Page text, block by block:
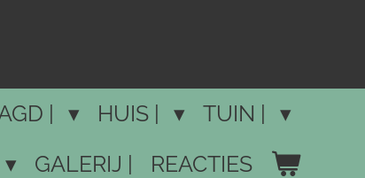
| HUIS |
TUIN |
GALERIJ | REACTIES